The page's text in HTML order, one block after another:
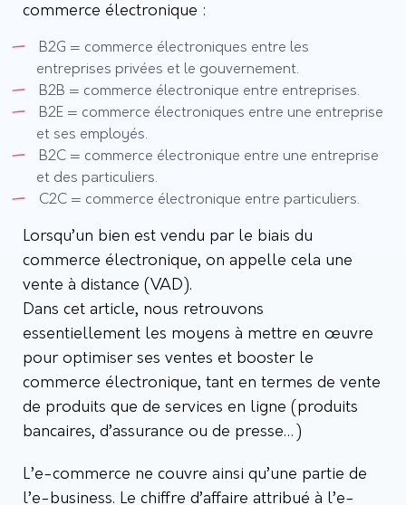
commerce électronique :
B2G = commerce électroniques entre les
entreprises privées et le gouvernement.
B2B = commerce électronique entre entreprises.
B2E = commerce électroniques entre une entreprise
et ses employés.
B2C = commerce électronique entre une entreprise
et des particuliers.
C2C = commerce électronique entre particuliers.
Lorsqu’un bien est vendu par le biais du
commerce électronique, on appelle cela une
vente à distance (VAD).
Dans cet article, nous retrouvons
essentiellement les moyens à mettre en œuvre
pour optimiser ses ventes et booster le
commerce électronique, tant en termes de vente
de produits que de services en ligne (produits
bancaires, d’assurance ou de presse…)
L’e-commerce ne couvre ainsi qu’une partie de
l’e-business. Le chiffre d’affaire attribué à l’e-